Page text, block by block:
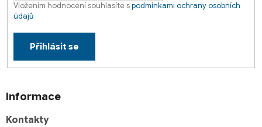
Vložením hodnocení souhlasíte spodmínkami ochrany osobních
údajů
Přihlásit se
Informace
Kontakty